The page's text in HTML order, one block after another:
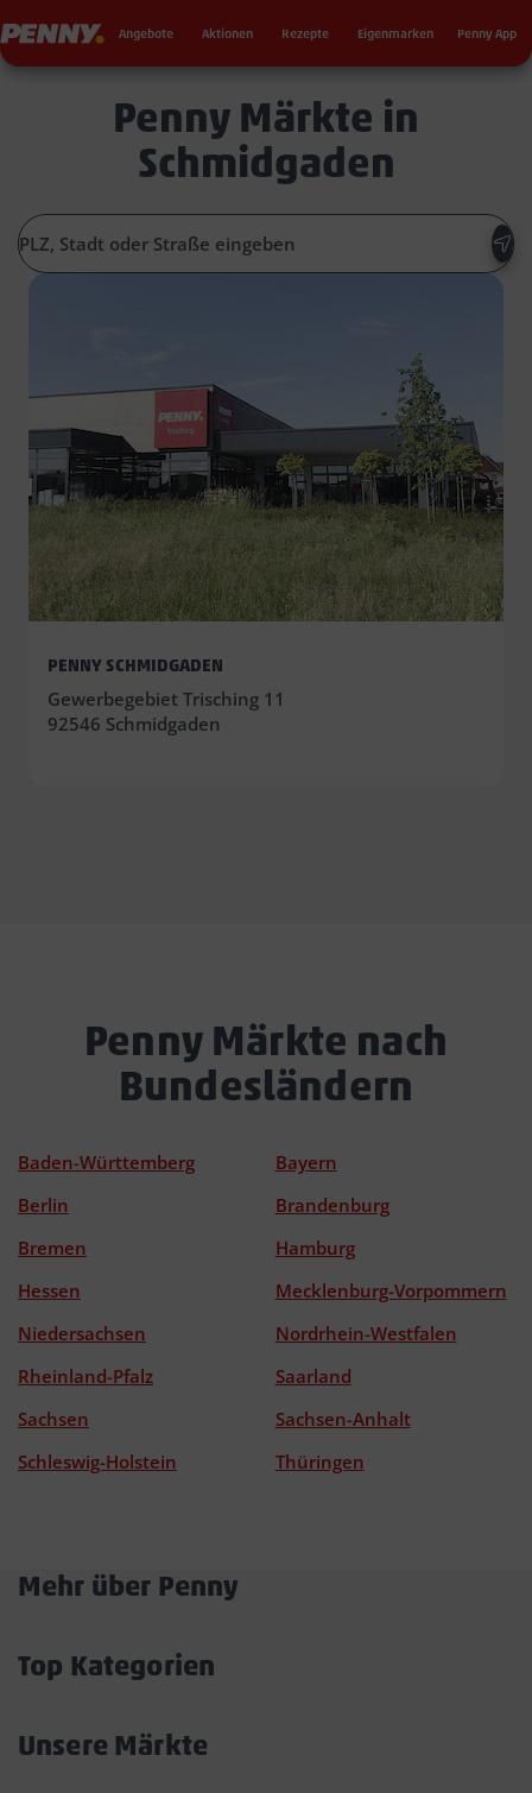
Penny Angebote Aktionen Rezepte Eigenmarken Penny App
Penny Märkte in
Schmidgaden
PENNY SCHMIDGADEN
Gewerbegebiet Trisching 11
92546 Schmidgaden
Penny Märkte nach
Bundesländern
Baden-Württemberg
Bayern
Berlin
Brandenburg
Bremen
Hamburg
Hessen
Mecklenburg-Vorpommern
Niedersachsen
Nordrhein-Westfalen
Rheinland-Pfalz
Saarland
Sachsen
Sachsen-Anhalt
Schleswig-Holstein
Thüringen
Mehr über Penny
Top Kategorien
Unsere Märkte